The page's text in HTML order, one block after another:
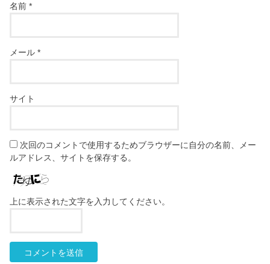
名前*
メール*
サイト
次回のコメントで使用するためブラウザーに自分の名前、メー
ルアドレス、サイトを保存する。
上に表示された文字を入力してください。